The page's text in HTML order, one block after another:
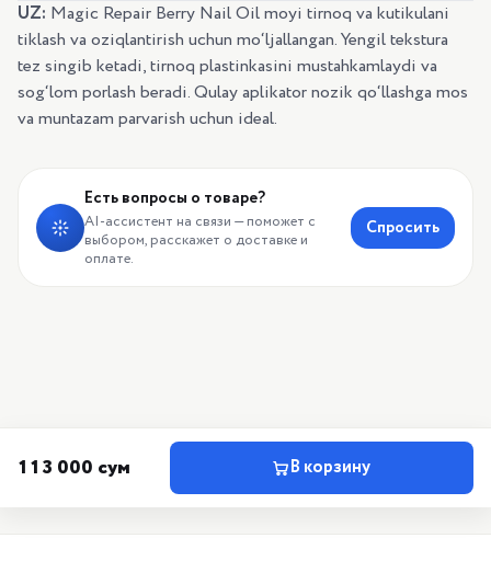
UZ: Magic Repair Berry Nail Oil moyi tirnoq va kutikulani
tiklash va oziqlantirish uchun mo‘ljallangan. Yengil tekstura
tez singib ketadi, tirnoq plastinkasini mustahkamlaydi va
sog‘lom porlash beradi. Qulay aplikator nozik qo‘llashga mos
va muntazam parvarish uchun ideal.
Есть вопросы о товаре?
AI-ассистент на связи — поможет с
выбором, расскажет о доставке и
оплате.
Спросить
113 000 сум В корзину